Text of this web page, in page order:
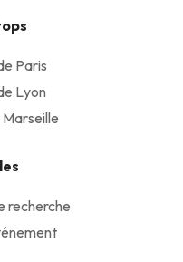
Paris
Lyon
recherche